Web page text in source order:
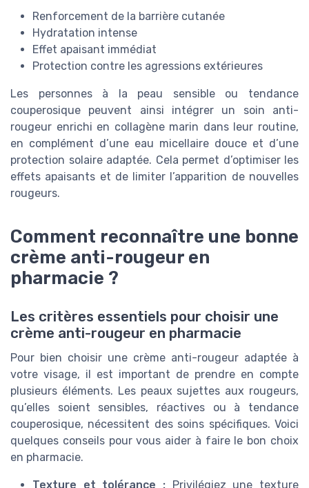
Renforcement de la barrière cutanée
Hydratation intense
Effet apaisant immédiat
Protection contre les agressions extérieures
Les personnes à la peau sensible ou tendance
couperosique peuvent ainsi intégrer un soin anti-
rougeur enrichi en collagène marin dans leur routine,
en complément d’une eau micellaire douce et d’une
protection solaire adaptée. Cela permet d’optimiser les
effets apaisants et de limiter l’apparition de nouvelles
rougeurs.
Comment reconnaître une bonne
crème anti-rougeur en
pharmacie ?
Les critères essentiels pour choisir une
crème anti-rougeur en pharmacie
Pour bien choisir une crème anti-rougeur adaptée à
votre visage, il est important de prendre en compte
plusieurs éléments. Les peaux sujettes aux rougeurs,
qu’elles soient sensibles, réactives ou à tendance
couperosique, nécessitent des soins spécifiques. Voici
quelques conseils pour vous aider à faire le bon choix
en pharmacie.
Texture et tolérance : Privilégiez une texture